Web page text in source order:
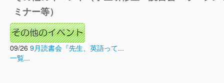
ミナー等）
09/26 9月読書会『先生、英語って...
一覧...